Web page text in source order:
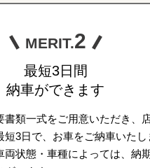
MERIT.2
最短3日間
納車ができます
書類一式をご用意いただき、
短3日で、お車をご納車いたし
状態・車種によっては、納